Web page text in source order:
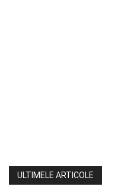
ULTIMELE ARTICOLE